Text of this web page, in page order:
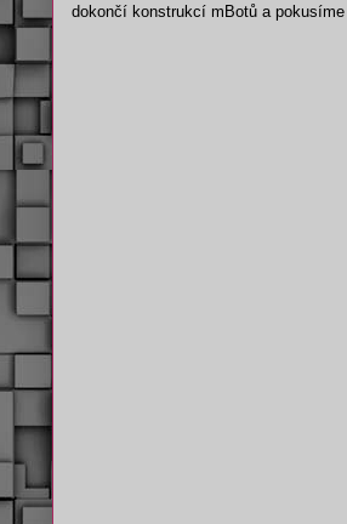
dokončí konstrukcí mBotů a pokusíme